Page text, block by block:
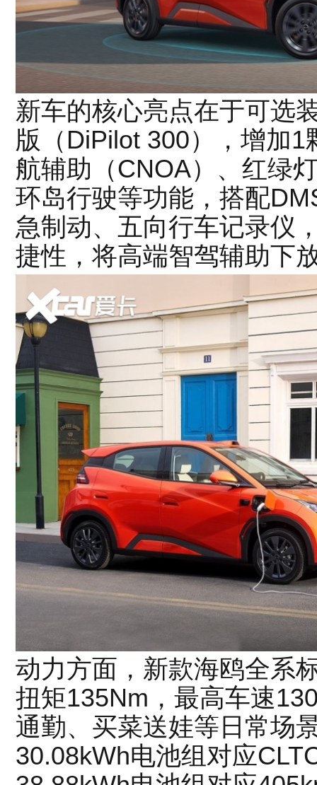
新车的核心亮点在于可选
版（DiPilot 300），增加
航辅助（CNOA）、红绿
环岛行驶等功能，搭配
急制动、五向行车记录仪
捷性，将高端智驾辅助下
动力方面，新款海鸥全系
扭矩135Nm，最高车速
通勤、买菜送娃等日常场
30.08kWh电池组对应